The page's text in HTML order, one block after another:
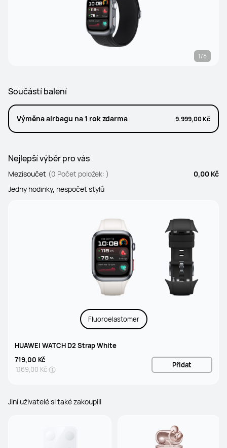
1/8
Součástí balení
Výměna airbagu na 1 rok zdarma 9.999,00 Kč
Nejlepší výběr pro vás
Mezisoučet (0 Počet položek: )
0,00 Kč
Jedny hodinky, nespočet stylů
Fluoroelastomer
HUAWEI WATCH D2 Strap White
719,00 Kč
1.169,00 Kč
Přidat
Jiní uživatelé si také zakoupili